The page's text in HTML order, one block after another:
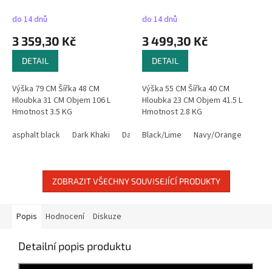
do 14 dnů
3 359,30 Kč
DETAIL
Výška 79 CM Šířka 48 CM
Hloubka 31 CM Objem 106 L
Hmotnost 3.5 KG
asphalt black
Dark Khaki Dark Grey
do 14 dnů
3 499,30 Kč
DETAIL
Výška 55 CM Šířka 40 CM
Hloubka 23 CM Objem 41.5 L
Hmotnost 2.8 KG
Black/Lime
Navy/Orange
ZOBRAZIT VŠECHNY SOUVISEJÍCÍ PRODUKTY
Popis Hodnocení Diskuze
Detailní popis produktu